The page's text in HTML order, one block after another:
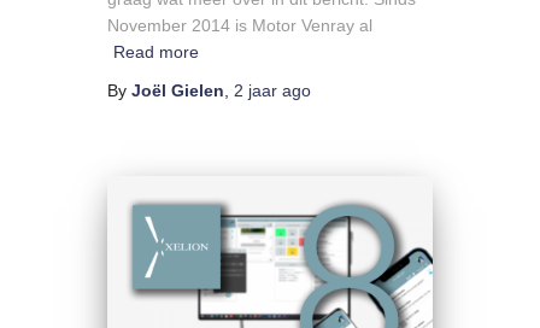
November 2014 is Motor Venray al
Read more
By Joël Gielen 2 jaar ago